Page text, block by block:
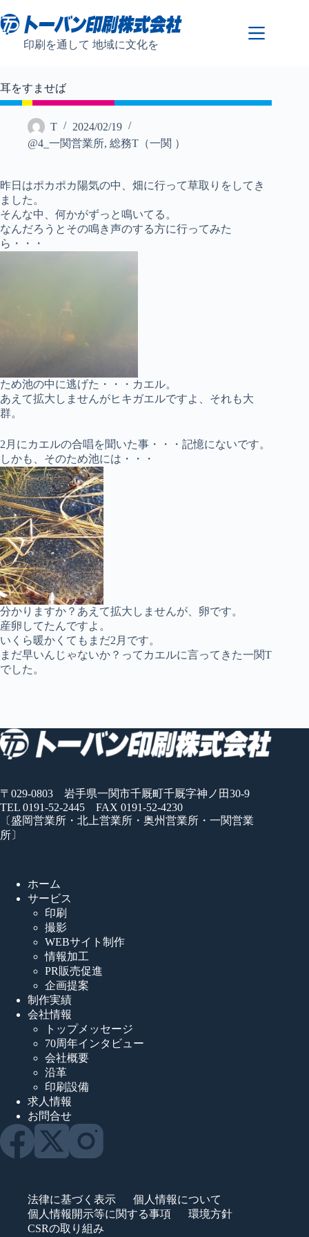
ン
テ
ス
キ
印刷を通して 地域に文化を
耳をすませば
T
2024/02/19
@4_一関営業所, 総務T（一関 ）
昨日はポカポカ陽気の中、畑に行って草取りをしてき
ました。
そんな中、何かがずっと鳴いてる。
なんだろうとその鳴き声のする方に行ってみた
ら・・・
ため池の中に逃げた・・・カエル。
あえて拡大しませんがヒキガエルですよ、それも大
群。
2月にカエルの合唱を聞いた事・・・記憶にないです。
しかも、そのため池には・・・
分かりますか？あえて拡大しませんが、卵です。
産卵してたんですよ。
いくら暖かくてもまだ2月です。
まだ早いんじゃないか？ってカエルに言ってきた一関T
でした。
〒029-0803 岩手県一関市千厩町千厩字神ノ田30-9
TEL 0191-52-2445 FAX 0191-52-4230
〔盛岡営業所・北上営業所・奥州営業所・一関営業
所〕
ホーム
サービス
印刷
撮影
WEBサイト制作
情報加工
PR販売促進
企画提案
制作実績
会社情報
トップメッセージ
70周年インタビュー
会社概要
沿革
印刷設備
求人情報
お問合せ
法律に基づく表示
個人情報について
個人情報開示等に関する事項
環境方針
CSRの取り組み